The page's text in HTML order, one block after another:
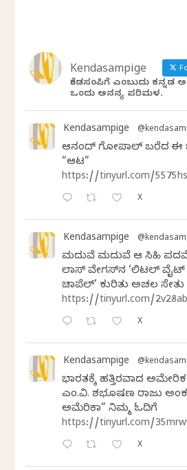
Kendasampige
ಕೆಂಡಸಂಪಿಗೆ ಎಂಬುದು
ಒಂದು ಅನನ್ಯ ಪರಿಮಳ.
Kendasampige
ಆನಂದ್‌ ಗೋಪಾಲ್‌ ಬರೆದ ಈ
“ಆಟ”
https://tinyurl.com/
X
Kendasampige
ಮದುವೆ ಮದುವೆ ಆ ಸಿಹಿ
ಲಾಸ್‌ ವೇಗಸ್‌ನ ‘ಲಿಟಲ್ ವೈಟ್
ಚಾಪೆಲ್’ ಕುರಿತು ಅಚಲ
https://tinyurl.com/
X
Kendasampige
ಭಾರತಕ್ಕೆ ಹತ್ತಿರವಾದ ಅಮೇರಿಕ
ಎಂ.ವಿ. ಶಶಿಭೂಷಣ ರಾಜು
ಅಮೆರಿಕಾ” ನಿಮ್ಮ ಓದಿಗೆ
https://tinyurl.com/
X